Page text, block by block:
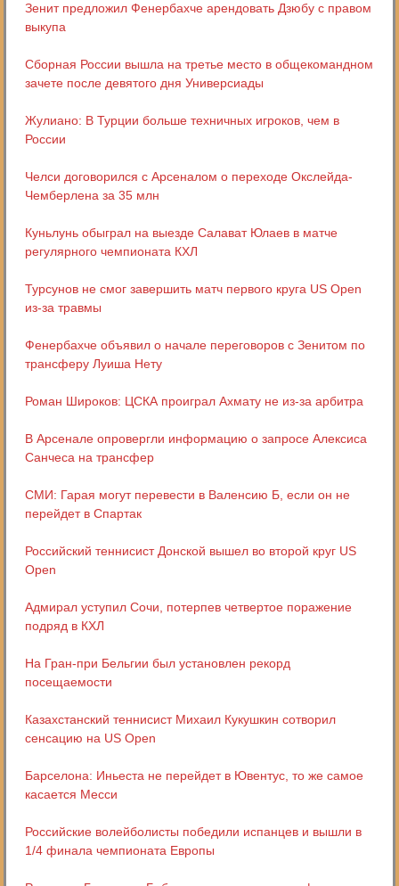
Зенит предложил Фенербахче арендовать Дзюбу с правом
выкупа
Сборная России вышла на третье место в общекомандном
зачете после девятого дня Универсиады
Жулиано: В Турции больше техничных игроков, чем в
России
Челси договорился с Арсеналом о переходе Окслейда-
Чемберлена за 35 млн
Куньлунь обыграл на выезде Салават Юлаев в матче
регулярного чемпионата КХЛ
Турсунов не смог завершить матч первого круга US Open
из-за травмы
Фенербахче объявил о начале переговоров с Зенитом по
трансферу Луиша Нету
Роман Широков: ЦСКА проиграл Ахмату не из-за арбитра
В Арсенале опровергли информацию о запросе Алексиса
Санчеса на трансфер
СМИ: Гарая могут перевести в Валенсию Б, если он не
перейдет в Спартак
Российский теннисист Донской вышел во второй круг US
Open
Адмирал уступил Сочи, потерпев четвертое поражение
подряд в КХЛ
На Гран-при Бельгии был установлен рекорд
посещаемости
Казахстанский теннисист Михаил Кукушкин сотворил
сенсацию на US Open
Барселона: Иньеста не перейдет в Ювентус, то же самое
касается Месси
Российские волейболисты победили испанцев и вышли в
1/4 финала чемпионата Европы